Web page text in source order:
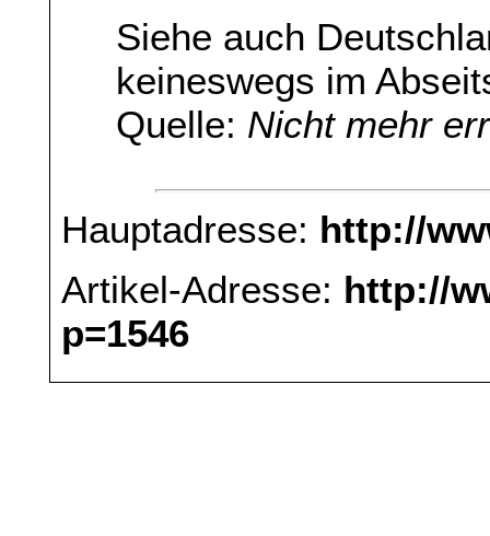
Siehe auch
keineswegs im
Quelle: Nicht mehr
Hauptadresse: http://
Artikel-Adresse: http://
p=1546